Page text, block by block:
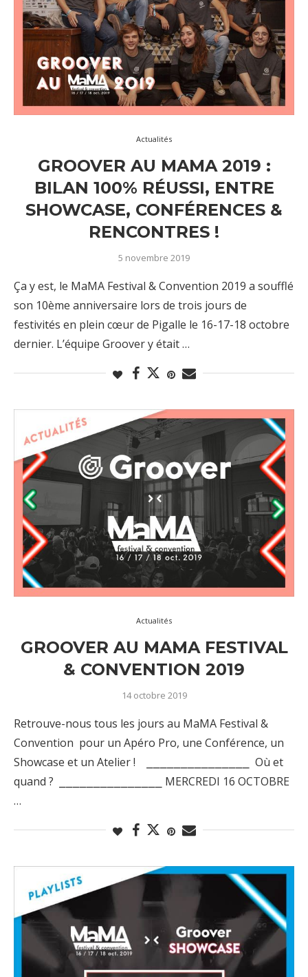
Actualités
GROOVER AU MAMA 2019 :
BILAN 100% RÉUSSI, ENTRE
SHOWCASE, CONFÉRENCES &
RENCONTRES !
5 novembre 2019
Ça y est, le MaMA Festival & Convention 2019 a soufflé
son 10ème anniversaire lors de trois jours de
festivités en plein cœur de Pigalle le 16-17-18 octobre
dernier. L’équipe Groover y était …
Actualités
GROOVER AU MAMA FESTIVAL
& CONVENTION 2019
14 octobre 2019
Retrouve-nous tous les jours au MaMA Festival &
Convention pour un Apéro Pro, une Conférence, un
Showcase et un Atelier ! ⎯⎯⎯⎯⎯⎯⎯⎯⎯⎯⎯⎯⎯⎯⎯ Où et
quand ? ⎯⎯⎯⎯⎯⎯⎯⎯⎯⎯⎯⎯⎯⎯⎯ MERCREDI 16 OCTOBRE
…